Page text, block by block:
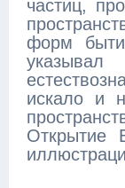
частиц,
форм
искало и
Открытие